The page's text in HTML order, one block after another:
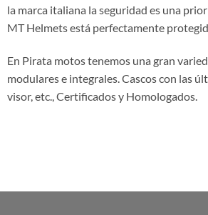
la marca italiana la seguridad es una
MT Helmets está perfectamente
En Pirata motos tenemos una gran
modulares e integrales. Cascos con las
visor, etc., Certificados y Homologados.